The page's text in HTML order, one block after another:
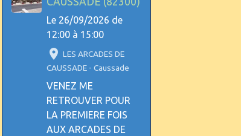
Le 26/09/2026 de
12:00 à 15:00
LES ARCADES DE
CAUSSADE - Caussade
VENEZ ME
RETROUVER POUR
LA PREMIERE FOIS
AUX ARCADES DE